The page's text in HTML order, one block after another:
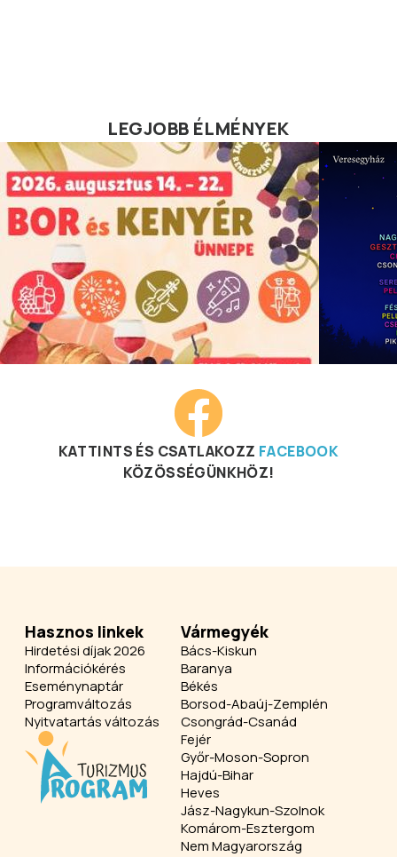
LEGJOBB ÉLMÉNYEK
KATTINTS ÉS CSATLAKOZZ FACEBOOK
KÖZÖSSÉGÜNKHÖZ!
Hasznos linkek
Hirdetési díjak 2026
Információkérés
Eseménynaptár
Programváltozás
Nyitvatartás változás
Vármegyék
Bács-Kiskun
Baranya
Békés
Borsod-Abaúj-Zemplén
Csongrád-Csanád
Fejér
Győr-Moson-Sopron
Hajdú-Bihar
Heves
Jász-Nagykun-Szolnok
Komárom-Esztergom
Nem Magyarország